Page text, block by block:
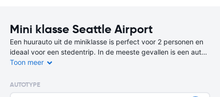
Mini klasse Seattle Airport
Een huurauto uit de miniklasse is perfect voor 2 personen en
ideaal voor een stedentrip. In de meeste gevallen is een auto
uit de miniklasse de goedkoopste en zuinigste keuze.
Er zijn op deze bestemming niet alleen 2-deurs huurauto’s
beschikbaar, maar ook 4-deurs varianten Een auto uit deze
Toon meer
AUTOTYPE